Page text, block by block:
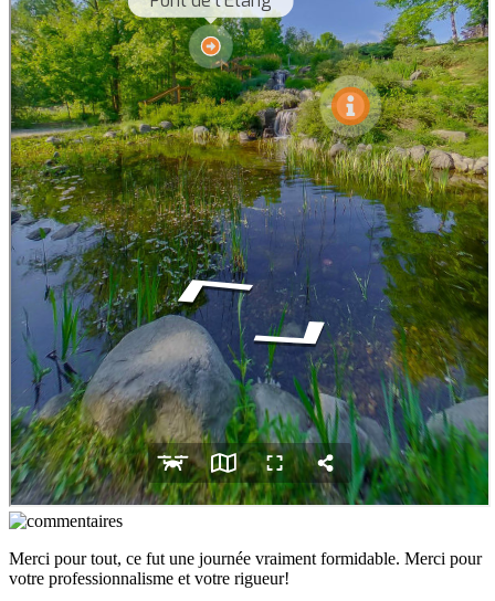
Merci pour tout, ce fut une journée vraiment formidable. Merci pour
votre professionnalisme et votre rigueur!